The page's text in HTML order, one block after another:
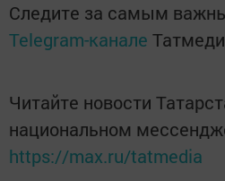
Следите за самым
Telegram-канале
Читайте новости
национальном
https://max.ru/tatmedia